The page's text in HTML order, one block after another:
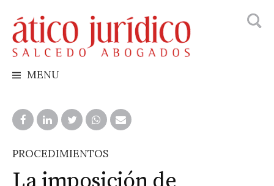
to
content
MENU
PROCEDIMIENTOS